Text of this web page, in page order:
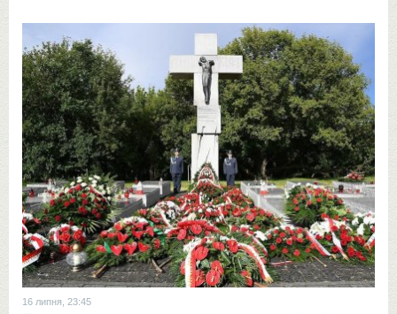
16 липня, 23:45